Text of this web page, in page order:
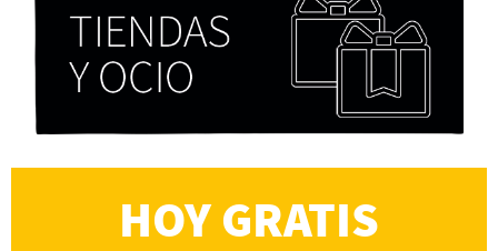
Cocaína Negra de Cristóbal Valenzuela Berríos
Paloma Pulisci
HOY GRATIS